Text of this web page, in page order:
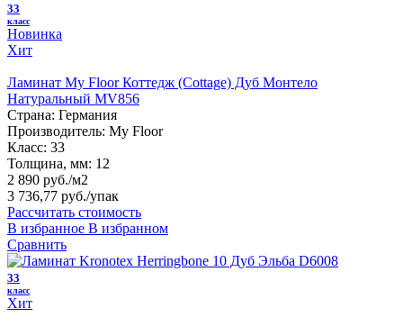
33
класс
Новинка
Хит
Ламинат My Floor Коттедж (Cottage) Дуб Монтело
Натуральный MV856
Страна: Германия
Производитель: My Floor
Класс: 33
Толщина, мм: 12
2 890 руб./м2
3 736,77 руб./упак
Рассчитать стоимость
В избранное В избранном
Сравнить
33
класс
Хит